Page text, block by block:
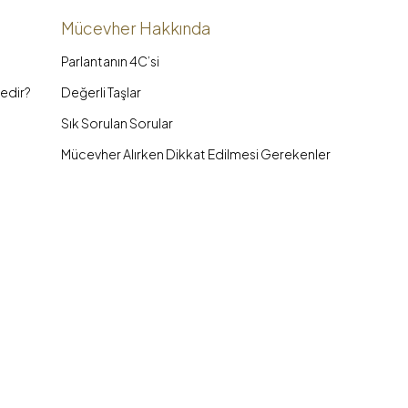
Mücevher Hakkında
Parlantanın 4C’si
Değerli Taşlar
Sık Sorulan Sorular
Mücevher Alırken Dikkat Edilmesi Gerekenler